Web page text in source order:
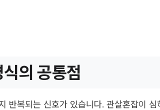
의 공통점
반복되는 신호가 있습니다. 관살혼잡이